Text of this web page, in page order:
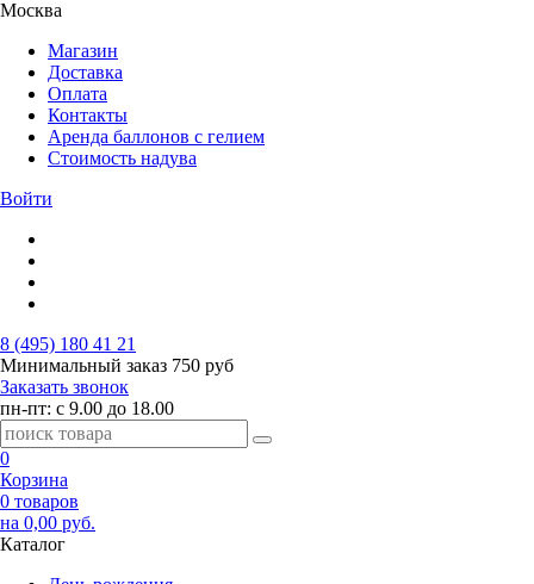
Москва
Магазин
Доставка
Оплата
Контакты
Аренда баллонов с гелием
Стоимость надува
Войти
8 (495) 180 41 21
Минимальный заказ 750 руб
Заказать звонок
пн-пт: с 9.00 до 18.00
0
Корзина
0 товаров
на 0,00 руб.
Каталог